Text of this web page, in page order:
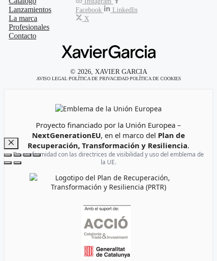
Lanzamientos
La marca
Profesionales
Contacto
Facebook
LinkedIn
X
© 2026, XAVIER GARCIA
AVISO LEGAL·POLÍTICA DE PRIVACIDAD·POLÍTICA DE COOKIES
Proyecto financiado por la Unión Europea –
NextGenerationEU, en el marco del Plan de
Recuperación, Transformación y Resiliencia.
De conformidad con las directrices de visibilidad y uso del emblema de
la UE.
Cerrar